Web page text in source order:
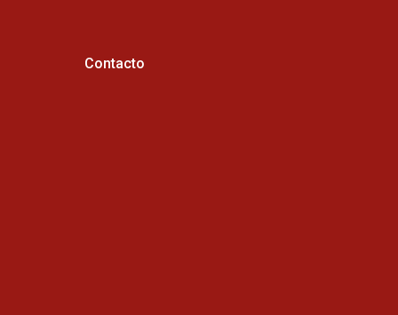
Contacto